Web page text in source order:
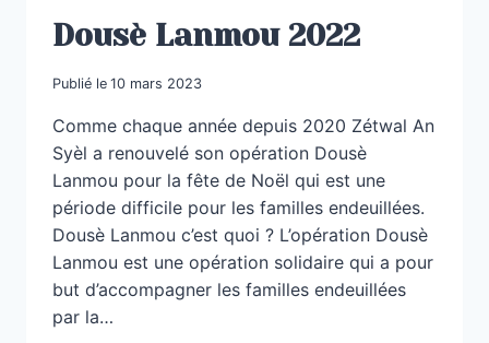
Dousè Lanmou 2022
Publié le 10 mars 2023
Comme chaque année depuis 2020 Zétwal An
Syèl a renouvelé son opération Dousè
Lanmou pour la fête de Noël qui est une
période difficile pour les familles endeuillées.
Dousè Lanmou c’est quoi ? L’opération Dousè
Lanmou est une opération solidaire qui a pour
but d’accompagner les familles endeuillées
par la…